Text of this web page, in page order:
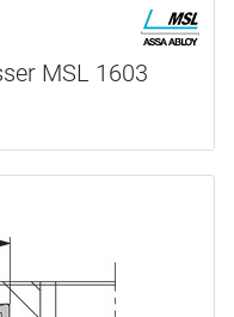
MSL 1603